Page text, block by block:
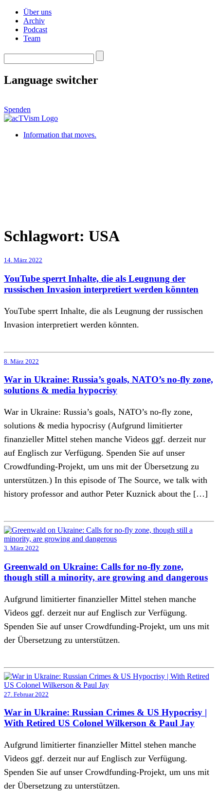
Über uns
Archiv
Podcast
Team
Language switcher
Spenden
Information that moves.
Schlagwort: USA
14. März 2022
YouTube sperrt Inhalte, die als Leugnung der
russischen Invasion interpretiert werden könnten
YouTube sperrt Inhalte, die als Leugnung der russischen
Invasion interpretiert werden könnten.
8. März 2022
War in Ukraine: Russia’s goals, NATO’s no-fly zone,
solutions & media hypocrisy
War in Ukraine: Russia’s goals, NATO’s no-fly zone,
solutions & media hypocrisy (Aufgrund limitierter
finanzieller Mittel stehen manche Videos ggf. derzeit nur
auf Englisch zur Verfügung. Spenden Sie auf unser
Crowdfunding-Projekt, um uns mit der Übersetzung zu
unterstützen.) In this episode of The Source, we talk with
history professor and author Peter Kuznick about the […]
3. März 2022
Greenwald on Ukraine: Calls for no-fly zone,
though still a minority, are growing and dangerous
Aufgrund limitierter finanzieller Mittel stehen manche
Videos ggf. derzeit nur auf Englisch zur Verfügung.
Spenden Sie auf unser Crowdfunding-Projekt, um uns mit
der Übersetzung zu unterstützen.
27. Februar 2022
War in Ukraine: Russian Crimes & US Hypocrisy |
With Retired US Colonel Wilkerson & Paul Jay
Aufgrund limitierter finanzieller Mittel stehen manche
Videos ggf. derzeit nur auf Englisch zur Verfügung.
Spenden Sie auf unser Crowdfunding-Projekt, um uns mit
der Übersetzung zu unterstützen.